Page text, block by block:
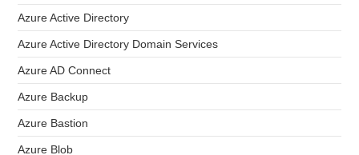
Azure Active Directory
Azure Active Directory Domain Services
Azure AD Connect
Azure Backup
Azure Bastion
Azure Blob